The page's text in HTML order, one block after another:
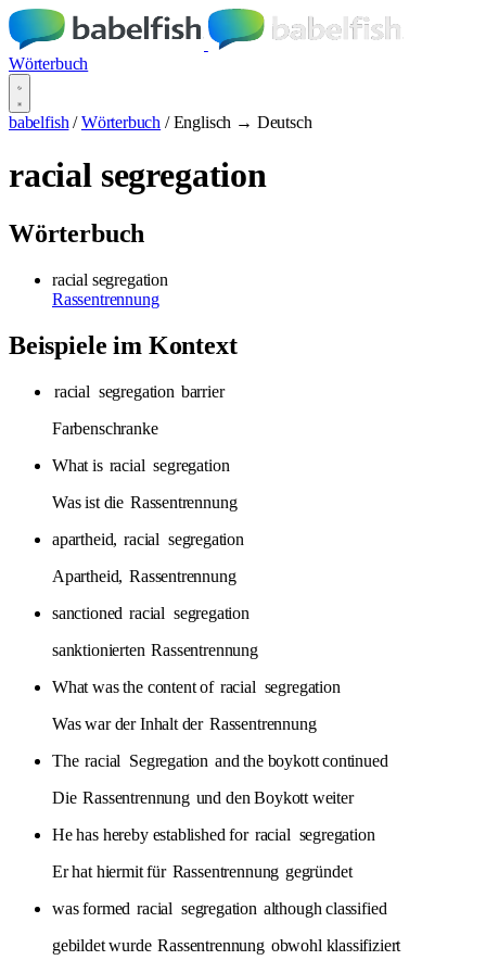
Wörterbuch
babelfish / Wörterbuch / Englisch → Deutsch
racial segregation
Wörterbuch
racial segregation
Rassentrennung
Beispiele im Kontext
racial segregation barrier
Farbenschranke
What is racial segregation
Was ist die Rassentrennung
apartheid, racial segregation
Apartheid, Rassentrennung
sanctioned racial segregation
sanktionierten Rassentrennung
What was the content of racial segregation
Was war der Inhalt der Rassentrennung
The racial Segregation and the boykott continued
Die Rassentrennung und den Boykott weiter
He has hereby established for racial segregation
Er hat hiermit für Rassentrennung gegründet
was formed racial segregation although classified
gebildet wurde Rassentrennung obwohl klassifiziert